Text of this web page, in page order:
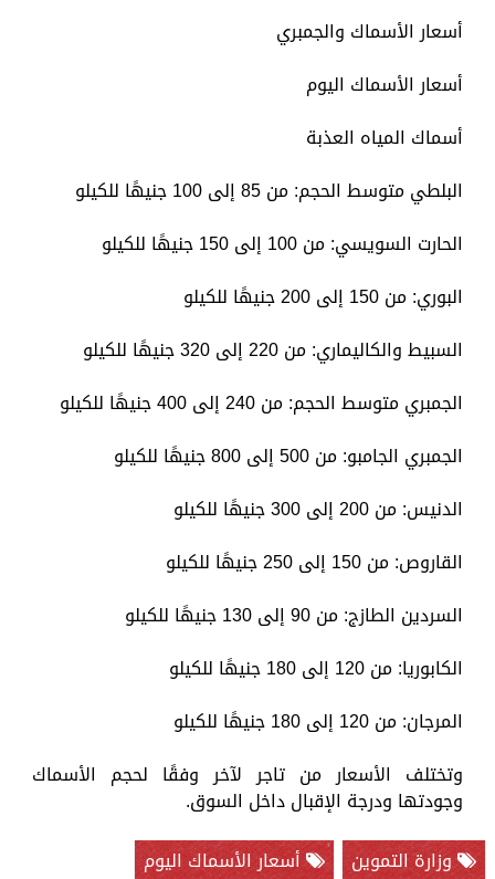
أسعار الأسماك والجمبري
أسعار الأسماك اليوم
أسماك المياه العذبة
البلطي متوسط الحجم: من 85 إلى 100 جنيهًا للكيلو
الحارت السويسي: من 100 إلى 150 جنيهًا للكيلو
البوري: من 150 إلى 200 جنيهًا للكيلو
السبيط والكاليماري: من 220 إلى 320 جنيهًا للكيلو
الجمبري متوسط الحجم: من 240 إلى 400 جنيهًا للكيلو
الجمبري الجامبو: من 500 إلى 800 جنيهًا للكيلو
الدنيس: من 200 إلى 300 جنيهًا للكيلو
القاروص: من 150 إلى 250 جنيهًا للكيلو
السردين الطازج: من 90 إلى 130 جنيهًا للكيلو
الكابوريا: من 120 إلى 180 جنيهًا للكيلو
المرجان: من 120 إلى 180 جنيهًا للكيلو
وتختلف الأسعار من تاجر لآخر وفقًا لحجم الأسماك
وجودتها ودرجة الإقبال داخل السوق.
وزارة التموين
أسعار الأسماك اليوم